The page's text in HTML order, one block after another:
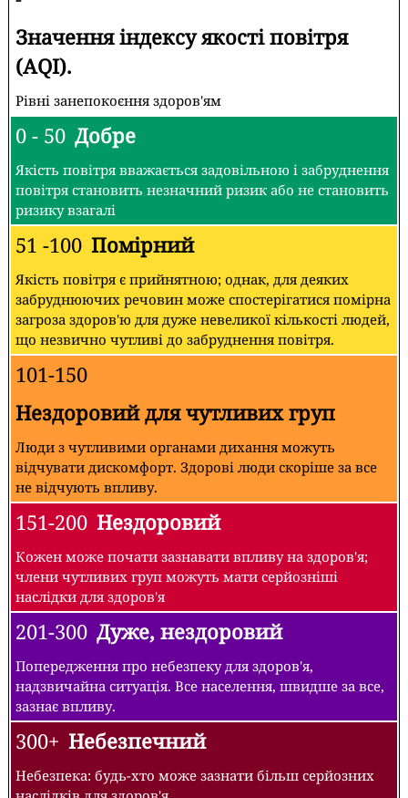
Значення індексу якості повітря
(AQI).
Рівні занепокоєння здоров'ям
0 - 50 Добре
Якість повітря вважається задовільною і забруднення
повітря становить незначний ризик або не становить
ризику взагалі
51 -100 Помірний
Якість повітря є прийнятною; однак, для деяких
забруднюючих речовин може спостерігатися помірна
загроза здоров'ю для дуже невеликої кількості людей,
що незвично чутливі до забруднення повітря.
101-150
Нездоровий для чутливих груп
Люди з чутливими органами дихання можуть
відчувати дискомфорт. Здорові люди скоріше за все
не відчують впливу.
151-200 Нездоровий
Кожен може почати зазнавати впливу на здоров'я;
члени чутливих груп можуть мати серйозніші
наслідки для здоров'я
201-300 Дуже, нездоровий
Попередження про небезпеку для здоров'я,
надзвичайна ситуація. Все населення, швидше за все,
зазнає впливу.
300+ Небезпечний
Небезпека: будь-хто може зазнати більш серйозних